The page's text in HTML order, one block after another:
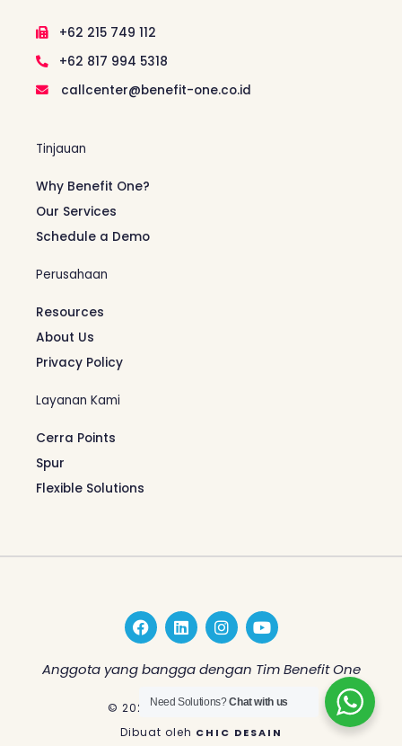
+62 215 749 112
+62 817 994 5318
callcenter@benefit-one.co.id
Tinjauan
Why Benefit One?
Our Services
Schedule a Demo
Perusahaan
Resources
About Us
Privacy Policy
Layanan Kami
Cerra Points
Spur
Flexible Solutions
F
a
c
e
k
L
i
n
k
e
d
n
I
n
s
t
a
g
a
Y
o
u
t
b
Anggota yang bangga dengan Tim Benefit One
© 2026 Benefit One Indonesia
Dibuat oleh CHIC DESAIN
Need Solutions?Chat with us